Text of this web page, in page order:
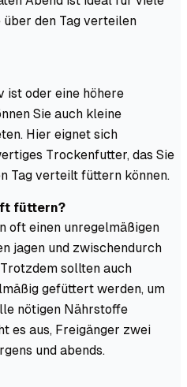
über den Tag verteilen
ist oder eine höhere
Sie auch kleine
Hier eignet sich
Trockenfutter, das Sie
Tag verteilt füttern können.
füttern?
oft einen unregelmäßigen
jagen und zwischendurch
sollten auch
gefüttert werden, um
nötigen Nährstoffe
es aus, Freigänger zwei
und abends.